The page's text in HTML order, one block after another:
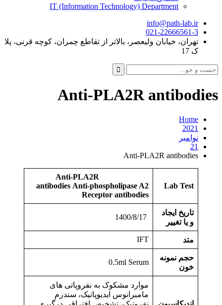
IT (Information Technology) Department
info@path-lab.ir
021-22666561-3
تهران، خیابان ولیعصر، بالاتر از تقاطع چمران، کوچه قرنی، پلا
ک 17
جست
و
برای:
Anti-PLA2R antibodies
Home
2021
نوامبر
21
Anti-PLA2R antibodies
Lab Test
Anti-PLA2R
antibodies Anti-phospholipase A2
Receptor antibodies
تاریخ ایجاد
و یا تغییر
متد IFT
حجم نمونه
خون
0.5ml Serum
موارد مشکوک به نفروپاتی های
مامبرانوس ایدیوپاتیک، سندرم